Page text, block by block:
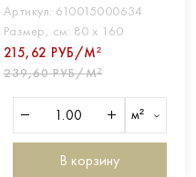
Артикул: 610015000634
Размер, см: 80 х 160
215,62 РУБ/М²
239,60 РУБ/М²
м²
В корзину